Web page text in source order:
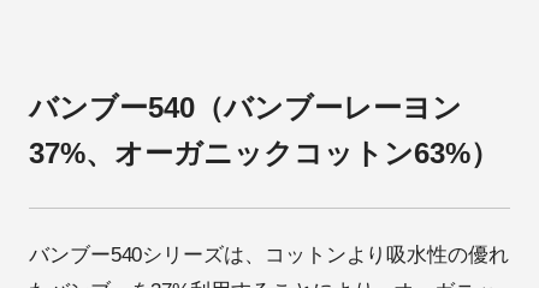
バンブー540（バンブーレーヨン
37%、オーガニックコットン63%）
バンブー540シリーズは、コットンより吸水性の優れ